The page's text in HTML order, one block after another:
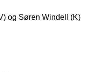
og Søren Windell (K)